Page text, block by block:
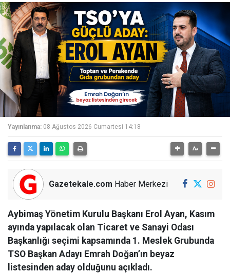
Yayınlanma: 08 Ağustos 2026 Cumartesi 14:18
Gazetekale.com Haber Merkezi
Aybimaş Yönetim Kurulu Başkanı Erol Ayan, Kasım
ayında yapılacak olan Ticaret ve Sanayi Odası
Başkanlığı seçimi kapsamında 1. Meslek Grubunda
TSO Başkan Adayı Emrah Doğan’ın beyaz
listesinden aday olduğunu açıkladı.